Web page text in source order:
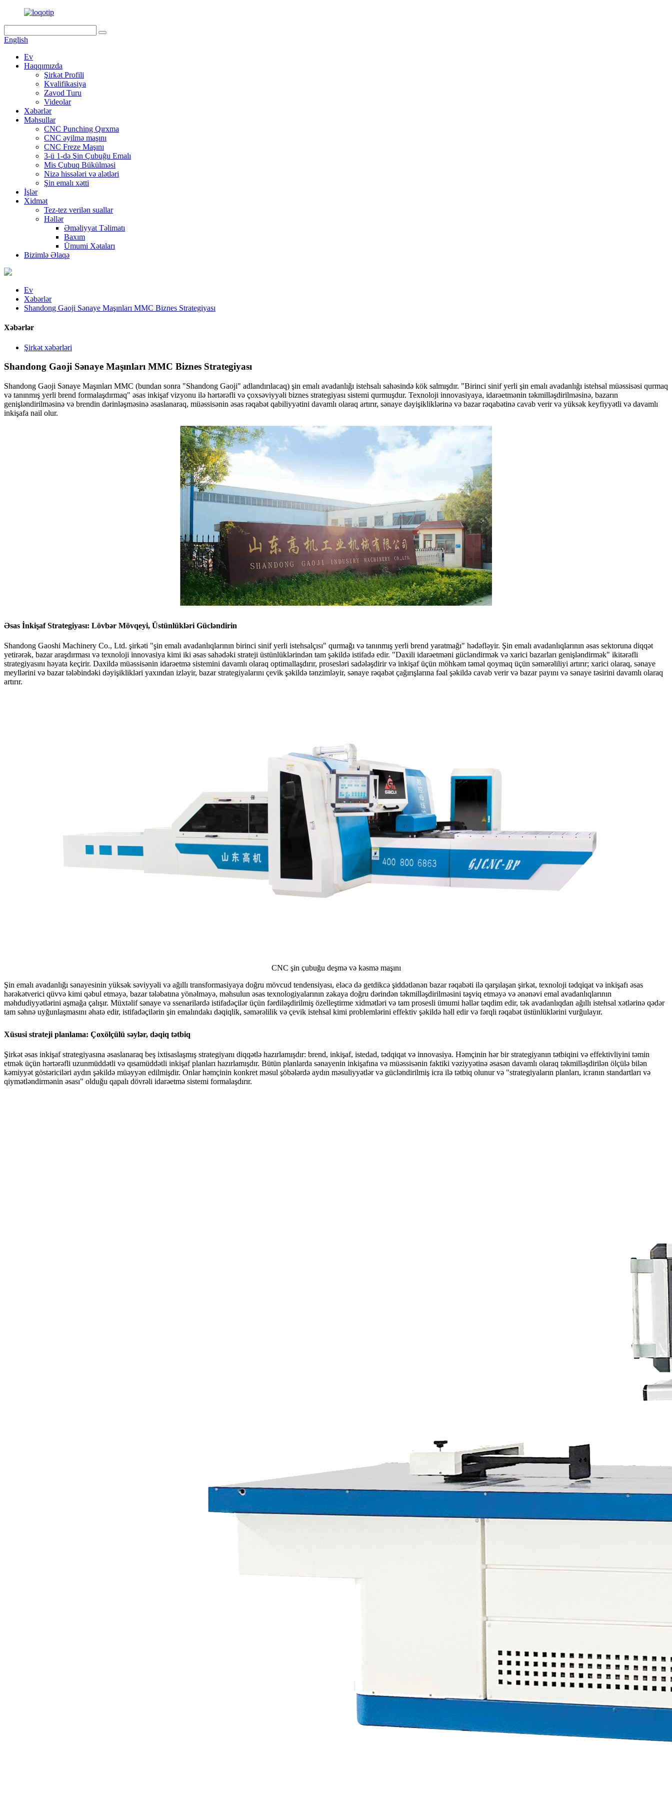
English
Ev
Haqqımızda
Şirkət Profili
Kvalifikasiya
Zavod Turu
Videolar
Xəbərlər
Məhsullar
CNC Punching Qırxma
CNC əyilmə maşını
CNC Freze Maşını
3-ü 1-də Şin Çubuğu Emalı
Mis Çubuq Bükülməsi
Nizə hissələri və alətləri
Şin emalı xətti
İşlər
Xidmət
Tez-tez verilən suallar
Həllər
Əməliyyat Təlimatı
Baxım
Ümumi Xətaları
Bizimlə Əlaqə
Ev
Xəbərlər
Shandong Gaoji Sənaye Maşınları MMC Biznes Strategiyası
Xəbərlər
Şirkət xəbərləri
Shandong Gaoji Sənaye Maşınları MMC Biznes Strategiyası
Shandong Gaoji Sənaye Maşınları MMC (bundan sonra "Shandong Gaoji" adlandırılacaq) şin emalı avadanlığı istehsalı sahəsində kök salmışdır. "Birinci sinif yerli şin emalı avadanlığı istehsal müəssisəsi qurmaq
və tanınmış yerli brend formalaşdırmaq" əsas inkişaf vizyonu ilə hərtərəfli və çoxsəviyyəli biznes strategiyası sistemi qurmuşdur. Texnoloji innovasiyaya, idarəetmənin təkmilləşdirilməsinə, bazarın
genişləndirilməsinə və brendin dərinləşməsinə əsaslanaraq, müəssisənin əsas rəqabət qabiliyyətini davamlı olaraq artırır, sənaye dəyişikliklərinə və bazar rəqabətinə cavab verir və yüksək keyfiyyətli və davamlı
inkişafa nail olur.
Əsas İnkişaf Strategiyası: Lövbər Mövqeyi, Üstünlükləri Gücləndirin
Shandong Gaoshi Machinery Co., Ltd. şirkəti "şin emalı avadanlıqlarının birinci sinif yerli istehsalçısı" qurmağı və tanınmış yerli brend yaratmağı" hədəfləyir. Şin emalı avadanlıqlarının əsas sektoruna diqqət
yetirərək, bazar araşdırması və texnoloji innovasiya kimi iki əsas sahədəki strateji üstünlüklərindən tam şəkildə istifadə edir. "Daxili idarəetməni gücləndirmək və xarici bazarları genişləndirmək" ikitərəfli
strategiyasını həyata keçirir. Daxildə müəssisənin idarəetmə sistemini davamlı olaraq optimallaşdırır, prosesləri sadələşdirir və inkişaf üçün möhkəm təməl qoymaq üçün səmərəliliyi artırır; xarici olaraq, sənaye
meyllərini və bazar tələbindəki dəyişiklikləri yaxından izləyir, bazar strategiyalarını çevik şəkildə tənzimləyir, sənaye rəqabət çağırışlarına fəal şəkildə cavab verir və bazar payını və sənaye təsirini davamlı olaraq
artırır.
CNC şin çubuğu deşmə və kəsmə maşını
Şin emalı avadanlığı sənayesinin yüksək səviyyəli və ağıllı transformasiyaya doğru mövcud tendensiyası, eləcə də getdikcə şiddətlənən bazar rəqabəti ilə qarşılaşan şirkət, texnoloji tədqiqat və inkişafı əsas
hərəkətverici qüvvə kimi qəbul etməyə, bazar tələbatına yönəlməyə, məhsulun əsas texnologiyalarının zəkaya doğru dərindən təkmilləşdirilməsini təşviq etməyə və ənənəvi emal avadanlıqlarının
məhdudiyyətlərini aşmağa çalışır. Müxtəlif sənaye və ssenarilərdə istifadəçilər üçün fərdiləşdirilmiş özelleştirme xidmətləri və tam prosesli ümumi həllər təqdim edir, tək avadanlıqdan ağıllı istehsal xətlərinə qədər
tam səhnə uyğunlaşmasını əhatə edir, istifadəçilərin şin emalındakı dəqiqlik, səmərəlilik və çevik istehsal kimi problemlərini effektiv şəkildə həll edir və fərqli rəqabət üstünlüklərini vurğulayır.
Xüsusi strateji planlama: Çoxölçülü səylər, dəqiq tətbiq
Şirkət əsas inkişaf strategiyasına əsaslanaraq beş ixtisaslaşmış strategiyanı diqqətlə hazırlamışdır: brend, inkişaf, istedad, tədqiqat və innovasiya. Həmçinin hər bir strategiyanın tətbiqini və effektivliyini təmin
etmək üçün hərtərəfli uzunmüddətli və qısamüddətli inkişaf planları hazırlamışdır. Bütün planlarda sənayenin inkişafına və müəssisənin faktiki vəziyyətinə əsasən davamlı olaraq təkmilləşdirilən ölçülə bilən
kəmiyyət göstəriciləri aydın şəkildə müəyyən edilmişdir. Onlar həmçinin konkret məsul şöbələrdə aydın məsuliyyətlər və gücləndirilmiş icra ilə tətbiq olunur və "strategiyaların planları, icranın standartları və
qiymətləndirmənin əsası" olduğu qapalı dövrəli idarəetmə sistemi formalaşdırır.